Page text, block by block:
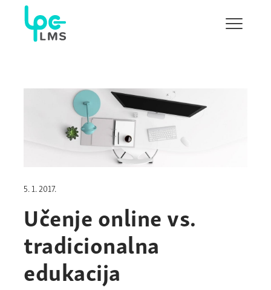
Pokaži/
5. 1. 2017.
Učenje online vs.
tradicionalna
edukacija